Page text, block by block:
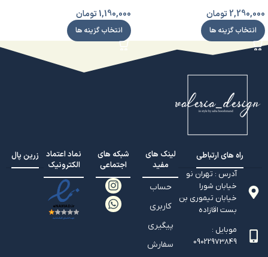
2,290,000تومان
انتخاب گزینه ها
1,190,000تومان
انتخاب گزینه ها
راه های ارتباطی
آدرس : تهران نو
خیابان شورا
خیابان تيموري بن
بست اقازاده
موبایل :
09022973849
لینک های
مفید
حساب
کاربری
پیگیری
سفارش
شبکه های
اجتماعی
نماد اعتماد
الکترونیک
زرین پال